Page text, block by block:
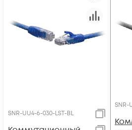
SNR-UU4-6-030-LST-BL
SNR-